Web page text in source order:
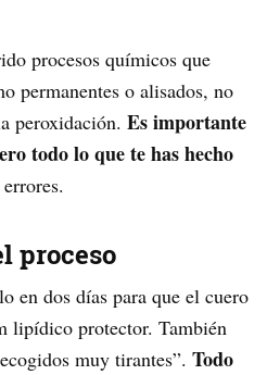
procesos químicos que
permanentes o alisados, no
peroxidación. Es importante
todo lo que te has hecho
proceso
en dos días para que el cuero
lipídico protector. También
muy tirantes”. Todo